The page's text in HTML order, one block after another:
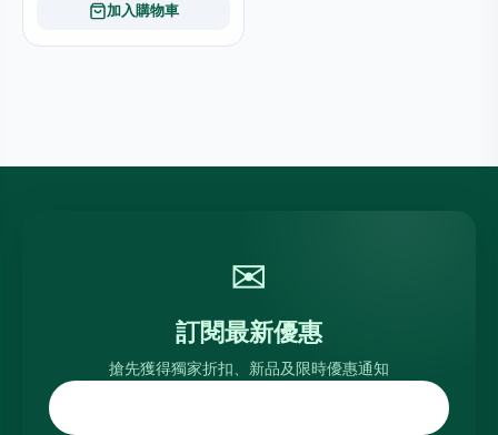
加入購物車
✉
訂閱最新優惠
搶先獲得獨家折扣、新品及限時優惠通知